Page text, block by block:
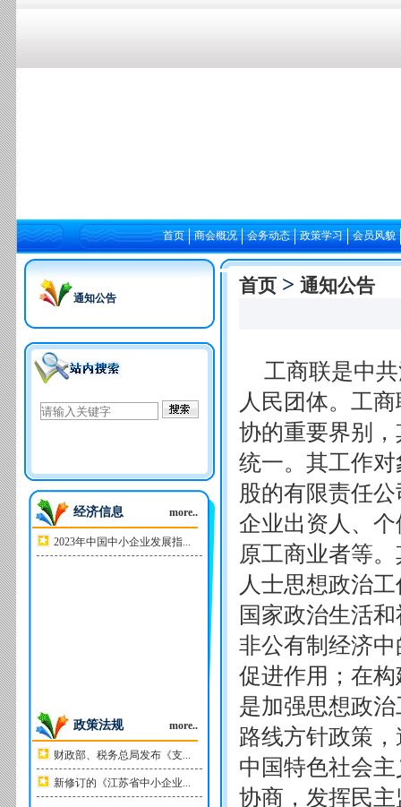
首页 商会概况 会务动态 政策学习 会员风貌
通知公告
经济信息 more..
2023年中国中小企业发展指...
政策法规 more..
财政部、税务总局发布《支...
新修订的《江苏省中小企业...
首页 > 通知公告
工商联是中
人民团体。工
协的重要界别
统一。其工作
股的有限责任
企业出资人、
原工商业者等
人士思想政治
国家政治生活
非公有制经济
促进作用；在
是加强思想政
路线方针政策
中国特色社会
协商，发挥民